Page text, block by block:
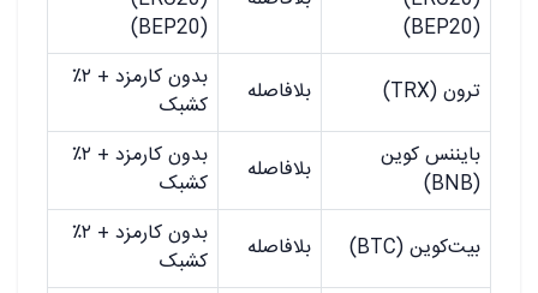
(BEP20)
(BEP20)
ترون (TRX)
بلافاصله
بدون کارمزد + ۲٪
کشبک
بایننس کوین
(BNB)
بلافاصله
بدون کارمزد + ۲٪
کشبک
بیت‌کوین (BTC)
بلافاصله
بدون کارمزد + ۲٪
کشبک